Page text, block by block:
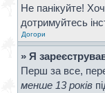
Не панікуйте!
дотримуйтесь
Догори
» Я
Перш за все,
менше 13 років